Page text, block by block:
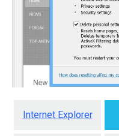
Internet Explorer